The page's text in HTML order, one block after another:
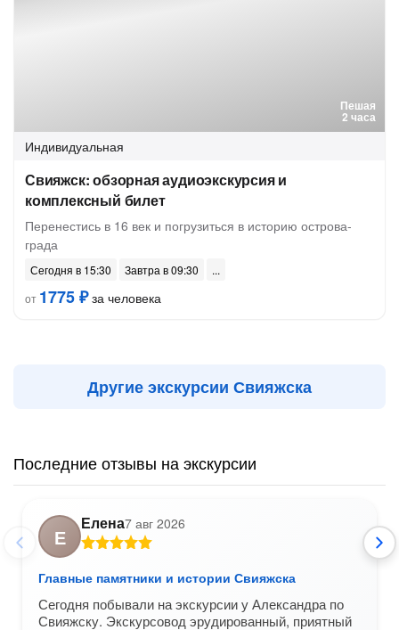
Пешая
2 часа
Индивидуальная
Свияжск: обзорная аудиоэкскурсия и
комплексный билет
Перенестись в 16 век и погрузиться в историю острова-
града
Сегодня в 15:30
Завтра в 09:30
от 1775 ₽за человека
Другие экскурсии Свияжска
Последние отзывы на экскурсии
Е
Елена7 авг 2026
Главные памятники и истории Свияжска
Сегодня побывали на экскурсии у Александра по
Свияжску. Экскурсовод эрудированный, приятный